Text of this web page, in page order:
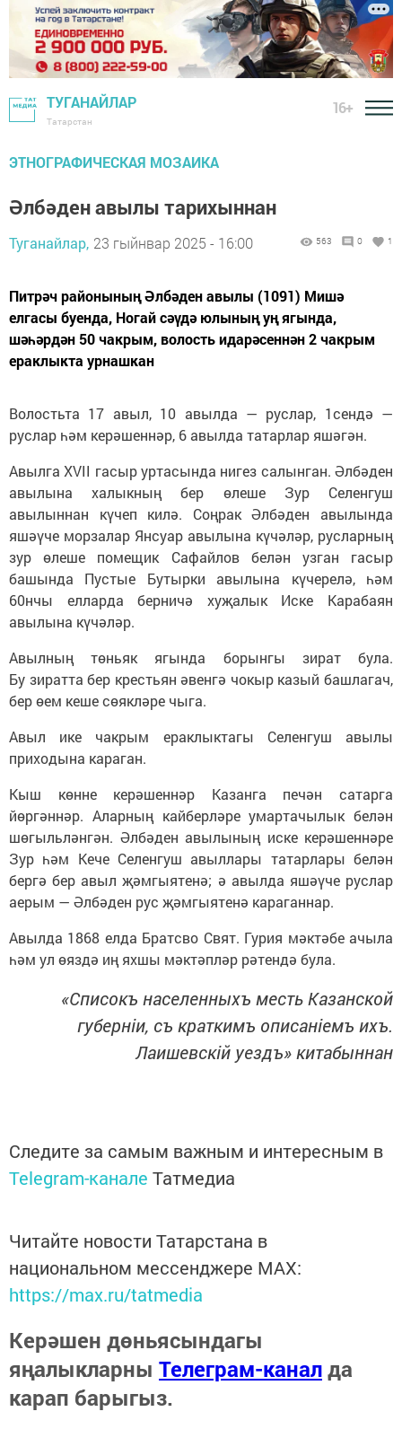
ТУГАНАЙЛАР
Татарстан
16+
ЭТНОГРАФИЧЕСКАЯ МОЗАИКА
Әлбәден авылы тарихыннан
Туганайлар, 23 гыйнвар 2025 - 16:00 563 0 1
Питрәч районының Әлбәден авылы (1091) Мишә
елгасы буенда, Ногай сәүдә юлының уң ягында,
шәһәрдән 50 чакрым, волость идарәсеннән 2 чакрым
ераклыкта урнашкан
Волостьта 17 авыл, 10 авылда — руслар, 1сендә —
руслар һәм керәшеннәр, 6 авылда татарлар яшәгән.
Авылга XVII гасыр уртасында нигез салынган. Әлбәден
авылына халыкның бер өлеше Зур Селенгуш
авылыннан күчеп килә. Соңрак Әлбәден авылында
яшәүче морзалар Янсуар авылына күчәләр, русларның
зур өлеше помещик Сафайлов белән узган гасыр
башында Пустые Бутырки авылына күчерелә, һәм
60нчы елларда берничә хуҗалык Иске Карабаян
авылына күчәләр.
Авылның төньяк ягында борынгы зират була.
Бу зиратта бер крестьян әвенгә чокыр казый башлагач,
бер өем кеше сөякләре чыга.
Авыл ике чакрым ераклыктагы Селенгуш авылы
приходына караган.
Кыш көнне керәшеннәр Казанга печән сатарга
йөргәннәр. Аларның кайберләре умартачылык белән
шөгыльләнгән. Әлбәден авылының иске керәшеннәре
Зур һәм Кече Селенгуш авыллары татарлары белән
бергә бер авыл җәмгыятенә; ә авылда яшәүче руслар
аерым — Әлбәден рус җәмгыятенә караганнар.
Авылда 1868 елда Братсво Свят. Гурия мәктәбе ачыла
һәм ул өяздә иң яхшы мәктәпләр рәтендә була.
«Списокъ населенныхъ месть Казанской
губернiи, съ краткимъ описанiемъ ихъ.
Лаишевскiй уездъ» китабыннан
Следите за самым важным и интересным в
Telegram-канале Татмедиа
Читайте новости Татарстана в
национальном мессенджере MАХ:
https://max.ru/tatmedia
Керәшен дөньясындагы
яңалыкларны Телеграм-каналда
карап барыгыз.